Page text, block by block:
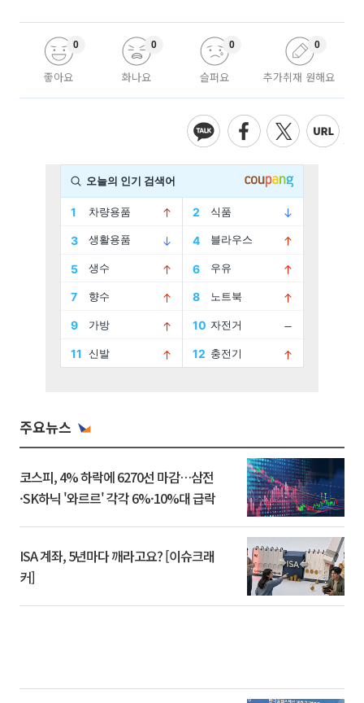
좋아요
0
화나요
0
슬퍼요
0
추가취재 원해요
0
주요뉴스
코스피, 4% 하락에 6270선 마감…삼전
·SK하닉 '와르르' 각각 6%·10%대 급락
ISA 계좌, 5년마다 깨라고요? [이슈크래
커]